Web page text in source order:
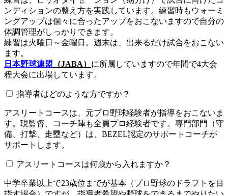
ンディションの整え方を実践しています。練習時もウォーミ
ングアップは個々に合ったアップをおこないますので自分の
体調管理がしっかりできます。
練習は火曜日～金曜日。週末は、出来るだけ試合をおこない
ます。
日本野球連盟 （JABA） に所属していますので年間で4大会
程大会に出場しています。
指導者はどのような方ですか？
アスリートコースは、元プロ野球経験者が指導をおこないま
す。現監督、コーチ陣も全員プロ経験者です。専門部門（守
備、打撃、走塁など）は、BEZEL認定のサポートコーチが
サポートします。
アスリートコースは何歳から入れますか？
中学卒業以上で23歳位までが基本（プロ野球のドラフトを目